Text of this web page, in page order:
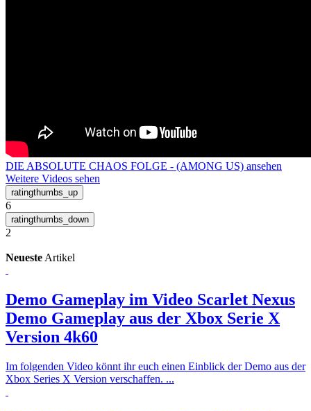
DIE ABSOLUTE CHAOS FOLGE - (AMONG US) ansehen
Weitere Videos sehen
6
2
Neueste Artikel
Demo Gameplay im Video Scarlet Nexus
Demo Gameplay aus der Xbox Serie X
Version 4k60
Im folgenden Video könnt ihr euch einen Einblick der Demo aus der
Xbox Series X Version verschaffen. ...